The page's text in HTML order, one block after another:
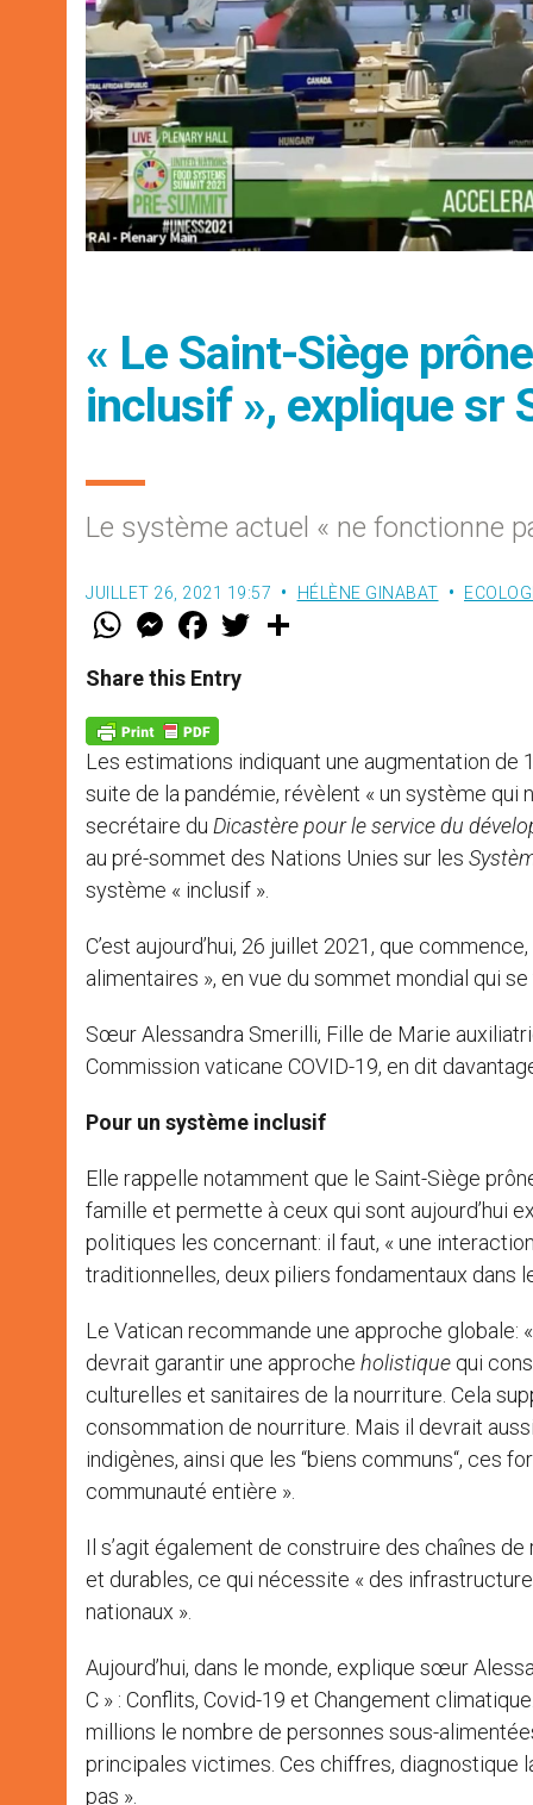
« Le Saint-Siège
inclusif », explique sr
Le système actuel « ne fonctionne
JUILLET 26, 2021 19:57 HÉLÈNE GINABAT
W
t
s
p
p
M
e
s
e
g
e
r
F
a
e
b
o
k
w
Share this Entry
Les estimations indiquant une augmentation de
suite de la pandémie, révèlent « un système
secrétaire du Dicastère pour le service du
au pré-sommet des Nations Unies sur les
système « inclusif ».
C’est aujourd’hui, 26 juillet 2021, que commence,
alimentaires », en vue du sommet mondial qui
Sœur Alessandra Smerilli, Fille de Marie
Commission vaticane COVID-19, en dit
Pour un système inclusif
Elle rappelle notamment que le Saint-Siège
famille et permette à ceux qui sont aujourd’hui
politiques les concernant: il faut, « une
traditionnelles, deux piliers fondamentaux dans
Le Vatican recommande une approche globale:
devrait garantir une approche holistique qui
culturelles et sanitaires de la nourriture. Cela
consommation de nourriture. Mais il devrait
indigènes, ainsi que les “biens communs“, ces
communauté entière ».
Il s’agit également de construire des chaînes
et durables, ce qui nécessite « des
nationaux ».
Aujourd’hui, dans le monde, explique sœur
C » : Conflits, Covid-19 et Changement
millions le nombre de personnes sous-
principales victimes. Ces chiffres, diagnostique
pas ».